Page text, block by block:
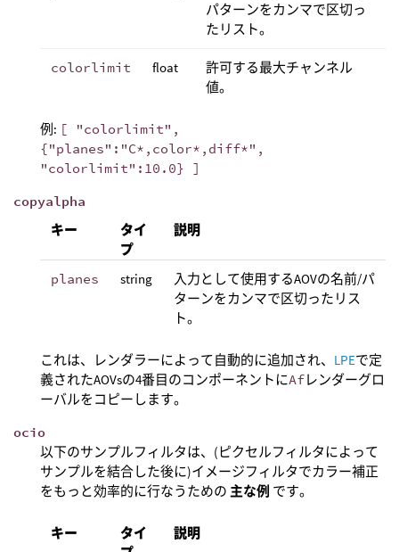
パターンをカンマで区切っ
たリスト。
colorlimit float
許可する最大チャンネル
値。
例: [ "colorlimit",
{"planes":"C*,color*,diff*",
"colorlimit":10.0} ]
copyalpha
キー
タイ
プ
説明
planes string
入力として使用するAOVの名前/パ
ターンをカンマで区切ったリス
ト。
これは、レンダラーによって自動的に追加され、 LPEで定
義されたAOVsの4番目のコンポーネントにAfレンダーグロ
ーバルをコピーします。
ocio
以下のサンプルフィルタは、(ピクセルフィルタによって
サンプルを結合した後に)イメージフィルタでカラー補正
をもっと効率的に行なうための 主な例 です。
キー
タイ
説明